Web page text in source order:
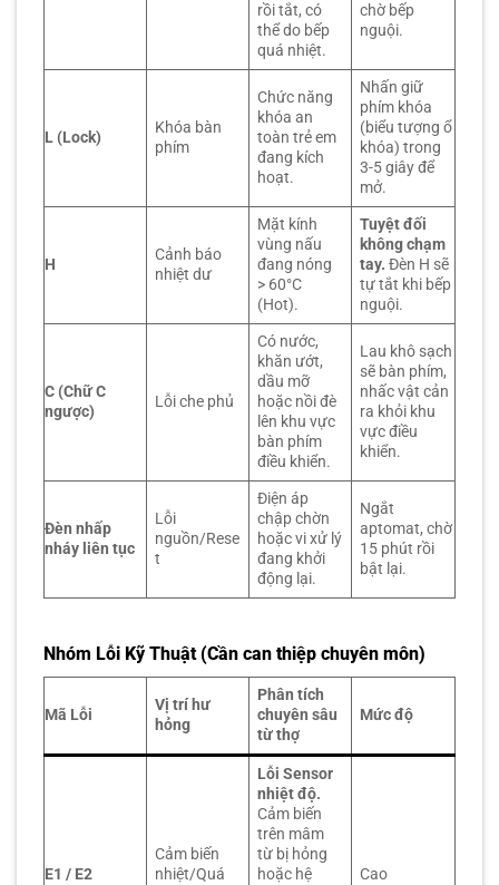
rồi tắt, có
thể do bếp
quá nhiệt.
chờ bếp
nguội.
L (Lock)
Khóa bàn
phím
Chức năng
khóa an
toàn trẻ em
đang kích
hoạt.
Nhấn giữ
phím khóa
(biểu tượng ổ
khóa) trong
3-5 giây để
mở.
H
Cảnh báo
nhiệt dư
Mặt kính
vùng nấu
đang nóng
> 60°C
(Hot).
Tuyệt đối
không chạm
tay. Đèn H sẽ
tự tắt khi bếp
nguội.
C (Chữ C
ngược)
Lỗi che phủ
Có nước,
khăn ướt,
dầu mỡ
hoặc nồi đè
lên khu vực
bàn phím
điều khiển.
Lau khô sạch
sẽ bàn phím,
nhấc vật cản
ra khỏi khu
vực điều
khiển.
Đèn nhấp
nháy liên tục
Lỗi
nguồn/Rese
t
Điện áp
chập chờn
hoặc vi xử lý
đang khởi
động lại.
Ngắt
aptomat, chờ
15 phút rồi
bật lại.
Nhóm Lỗi Kỹ Thuật (Cần can thiệp chuyên môn)
Mã Lỗi
Vị trí hư
hỏng
Phân tích
chuyên sâu
từ thợ
Mức độ
E1 / E2
Cảm biến
nhiệt/Quá
Lỗi Sensor
nhiệt độ.
Cảm biến
trên mâm
từ bị hỏng
hoặc hệ
Cao